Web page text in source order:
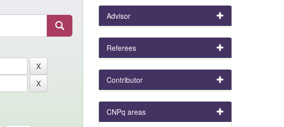
Advisor
Referees
Contributor
CNPq areas